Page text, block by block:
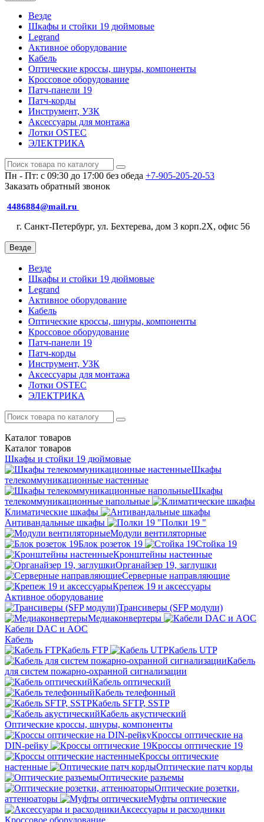
Везде
Шкафы и стойки 19 дюймовые
Legrand
Активное оборудование
Кабель
Оптические кроссы, шнуры, компоненты
Кроссовое оборудование
Патч-панели 19
Патч-корды
Инструмент, УЗК
Аксессуары для монтажа
Лотки OSTEC
ЭЛЕКТРИКА
Пн - Пт: с 09:30 до 17:00 без обеда +7-905-205-20-53
Заказать обратный звонок
4486884@mail.ru
г. Санкт-Петербург, ул. Бехтерева, дом 3 корп.2X, офис 56
Везде
Везде
Шкафы и стойки 19 дюймовые
Legrand
Активное оборудование
Кабель
Оптические кроссы, шнуры, компоненты
Кроссовое оборудование
Патч-панели 19
Патч-корды
Инструмент, УЗК
Аксессуары для монтажа
Лотки OSTEC
ЭЛЕКТРИКА
Каталог товаров
Каталог товаров
Шкафы и стойки 19 дюймовые
Шкафы
телекоммуникационные настенные
Шкафы
телекоммуникационные напольные
Климатические шкафы
Антивандальные шкафы
Полки 19 "
Модули вентиляторные
Блок розеток 19
Стойка 19
Кронштейны настенные
Органайзер 19, заглушки
Серверные направляющие
Крепеж 19 и аксессуары
Активное оборудование
Трансиверы (SFP модули)
Медиаконвертеры
Кабели DAC и AOC
Кабель
Кабель FTP
Кабель UTP
Кабель
для систем пожарно-охранной сигнализации
Кабель оптический
Кабель телефонный
Кабель SFTP, SSTP
Кабель акустический
Оптические кроссы, шнуры, компоненты
Кроссы оптические на
DIN-рейку
Кроссы оптические 19
Кроссы оптические
настенные
Оптические патч корды
Оптические разъемы
Оптические розетки,
аттенюаторы
Муфты оптические
Аксессуары и расходники
Кроссовое оборудование